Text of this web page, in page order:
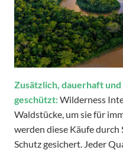
Zusätzlich, dauerhaft
geschützt:Wilderness
Waldstücke, um sie für
werden diese Käufe
Schutz gesichert. Jeder